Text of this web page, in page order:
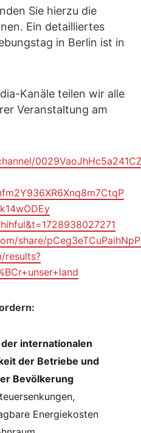
Sie hierzu die
Ein detailliertes
in Berlin ist in
Kanäle teilen wir alle
Veranstaltung am
share/
results?
internationalen
der Betriebe und
Bevölkerung
Energiekosten